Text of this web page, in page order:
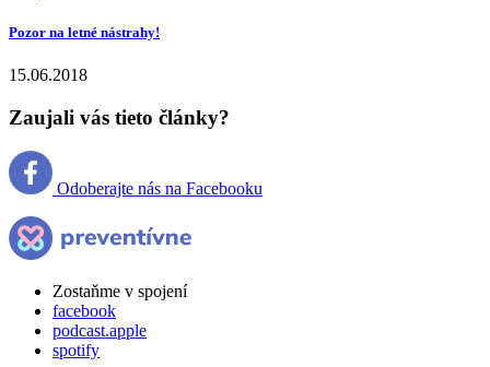
Pozor na letné nástrahy!
15.06.2018
Zaujali vás tieto články?
Odoberajte nás na Facebooku
Zostaňme v spojení
facebook
podcast.apple
spotify